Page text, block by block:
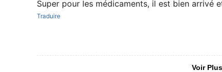
Super pour les médicaments, il est bien arrivé
Traduire
Voir